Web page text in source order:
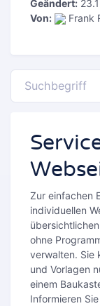
Geändert:
Von:
Frank
Zur einfachen
individuellen
ohne
verwalten. Sie
und Vorlagen
einem
Informieren